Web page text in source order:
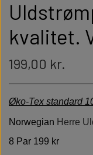
kvalitet.
199,00 kr.
Øko-Tex standard
Norwegian Herre
8 Par 199 kr